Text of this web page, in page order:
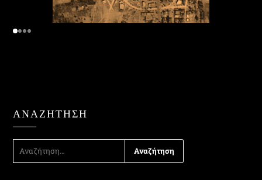
ΑΝΑΖΉΤΗΣΗ
ΑΝΑΖΉΤΗΣΗ